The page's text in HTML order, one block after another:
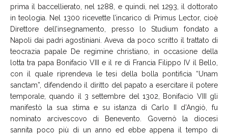
prima il baccellierato, nel 1288, e quindi, nel 1293, il dottorato
in teologia. Nel 1300 ricevette l’incarico di Primus Lector, cioè
Direttore dell’insegnamento, presso lo Studium fondato a
Napoli dai padri agostiniani. Aveva da poco scritto il trattato di
teocrazia papale De regimine christiano, in occasione della
lotta tra papa Bonifacio VIII e il re di Francia Filippo IV il Bello,
con il quale riprendeva le tesi della bolla pontificia “Unam
sanctam”, difendendo il diritto del papato a esercitare il potere
temporale, quando il 3 settembre del 1302, Bonifacio VIII gli
manifestò la sua stima e su istanza di Carlo II d’Angiò, fu
nominato arcivescovo di Benevento. Governò la diocesi
sannita poco più di un anno ed ebbe appena il tempo di